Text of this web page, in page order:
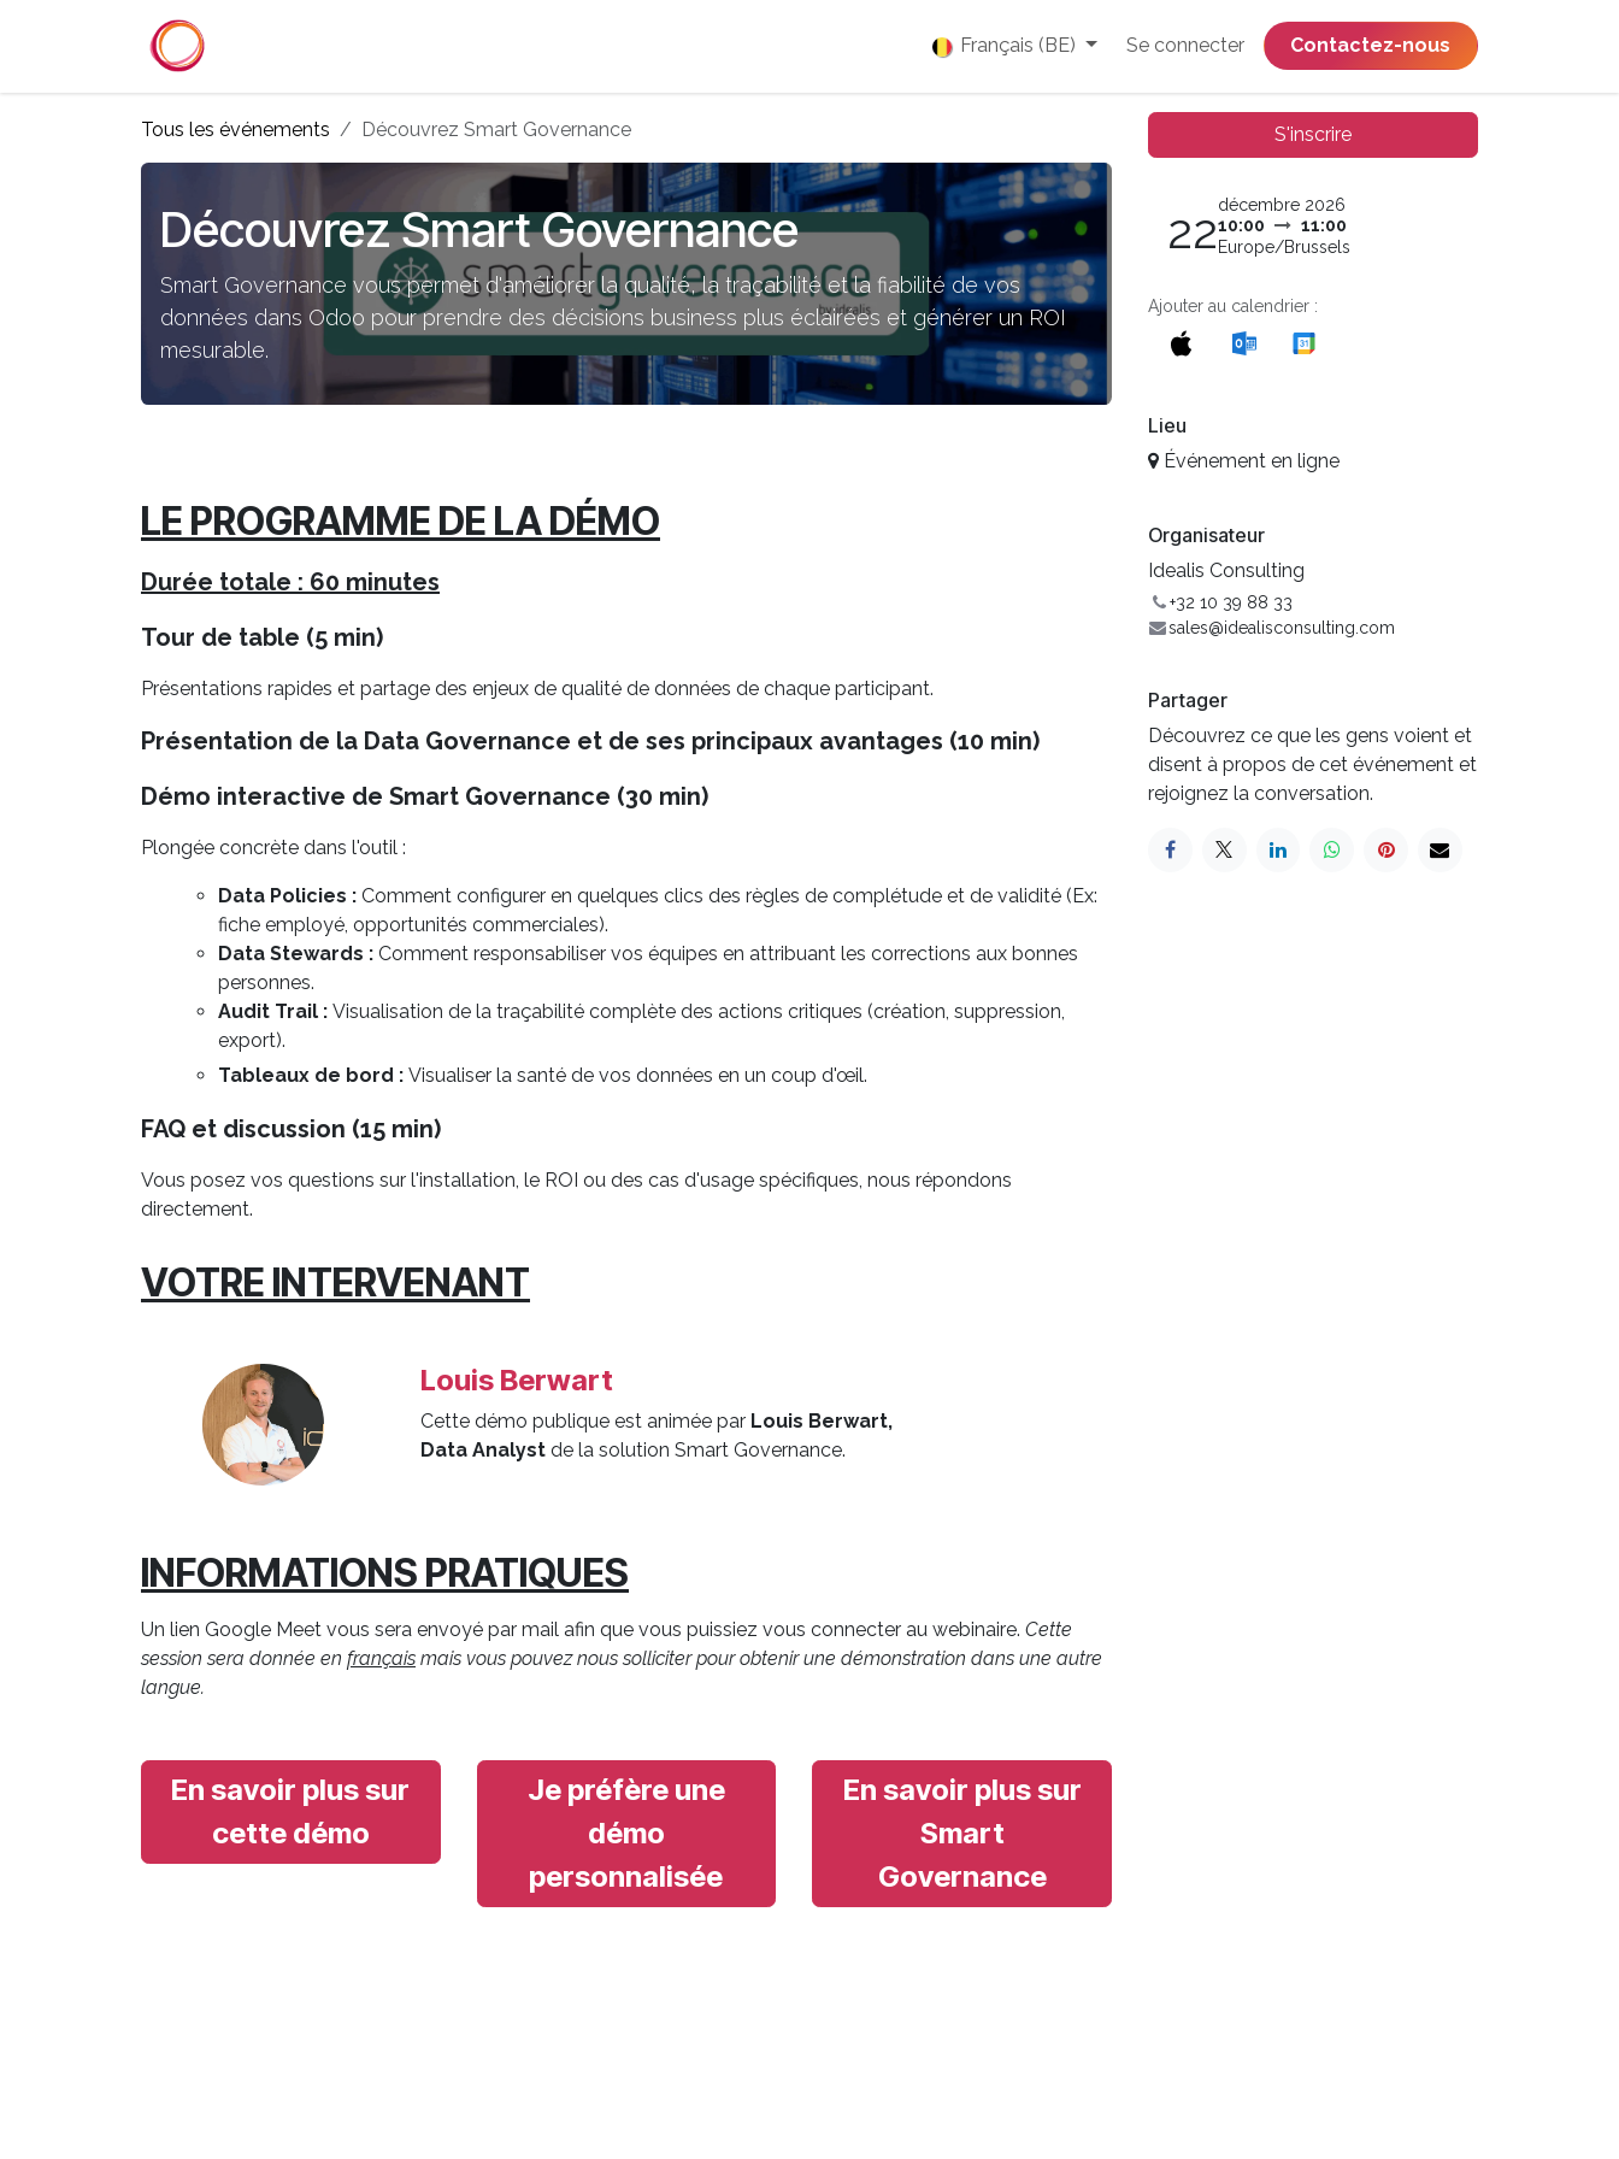
Français (BE) Se connecter ​​​​​​​​​​​​​​​​Contactez-nous
Tous les événements Découvrez Smart Governance
Découvrez Smart Governance
Smart Governance vous permet d'améliorer la qualité, la traçabilité et la fiabilité de vos
données dans Odoo pour prendre des décisions business plus éclairées et générer un ROI
mesurable.
LE PROGRAMME DE LA DÉMO
Durée totale : 60 minutes
Tour de table (5 min)
Présentations rapides et partage des enjeux de qualité de données de chaque participant.
Présentation de la Data Governance et de ses principaux avantages (10 min)
Démo interactive de Smart Governance (30 min)
Plongée concrète dans l'outil :
Data Policies : Comment configurer en quelques clics des règles de complétude et de validité (Ex:
fiche employé, opportunités commerciales).
Data Stewards : Comment responsabiliser vos équipes en attribuant les corrections aux bonnes
personnes.
Audit Trail : Visualisation de la traçabilité complète des actions critiques (création, suppression,
export).
Tableaux de bord : Visualiser la santé de vos données en un coup d'œil.
FAQ et discussion (15 min)
Vous posez vos questions sur l'installation, le ROI ou des cas d'usage spécifiques, nous répondons
directement.
VOTRE INTERVENANT
Louis Berwart
Cette démo publique est animée par Louis Berwart,
Data Analyst de la solution Smart Governance.
INFORMATIONS PRATIQUES
Un lien Google Meet vous sera envoyé par mail afin que vous puissiez vous connecter au webinaire. Cette
session sera donnée en français mais vous pouvez nous solliciter pour obtenir une démonstration dans une autre
langue.
En savoir plus sur
cette démo
Je préfère une
démo
personnalisée
En savoir plus sur
Smart
Governance
S'inscrire
22décembre 2026
10:00
11:00
Europe/Brussels
Ajouter au calendrier :
Lieu
Événement en ligne
Organisateur
Idealis Consulting
+32 10 39 88 33
sales@idealisconsulting.com
Partager
Découvrez ce que les gens voient et
disent à propos de cet événement et
rejoignez la conversation.